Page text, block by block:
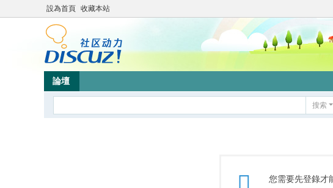
設為首頁 收藏本站
論壇
搜索
您需要先登錄才